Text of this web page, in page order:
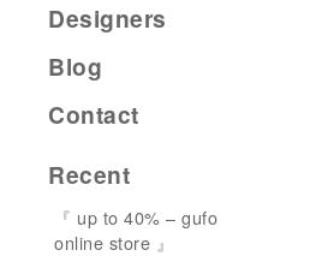
Designers
Blog
Contact
Recent
『 up to 40% – gufo
online store 』